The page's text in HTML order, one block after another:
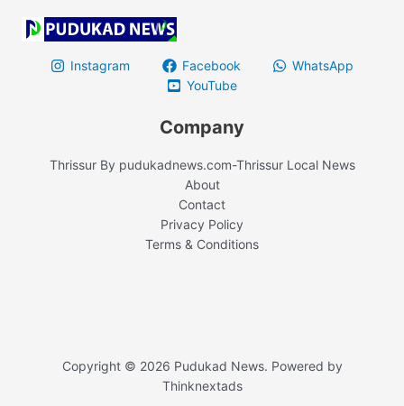
Instagram Facebook
WhatsApp
YouTube
Company
Thrissur By pudukadnews.com-Thrissur Local News
About
Contact
Privacy Policy
Terms & Conditions
Copyright © 2026 Pudukad News. Powered by
Thinknextads